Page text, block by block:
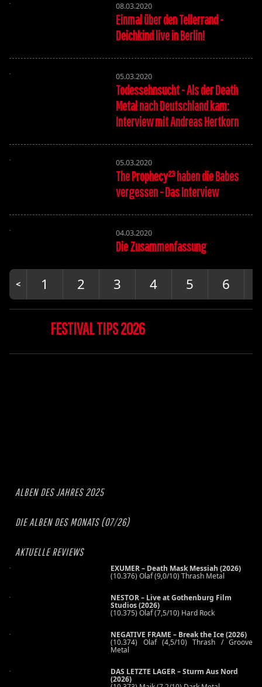
ALBEN DES JAHRES 2025
DIE ALBEN DES MONATS (07/26)
AKTUELLE REVIEWS
EXUMER – Death Mask Messiah (2026)
(10.376) Olaf (9,0/10) Thrash Metal
NESTOR – Live at Gothenburg Film
Studios (2026)
(10.375) Olaf (7,5/10) Hard Rock
NEGATIVE FRAME – Break the Ice (2026)
(10.374) Olaf (4,5/10) Thrash / Groove
Metal
DAS LETZTE LAGER – Sturm Aus Nord
(2026)
08.03.2020
Einmal über den Tellerrand -
Deichkind live in Berlin!
05.03.2020
Todessehnsucht - Als der Death
Metal nach Deutschland kam:
Interview mit Andreas Hertkorn
05.03.2020
The Prophecy²³ haben die Babes
vergessen - Das Interview
04.03.2020
Die Zusammenfassung
1 2 3 4 5 6
FESTIVAL TIPS 2026